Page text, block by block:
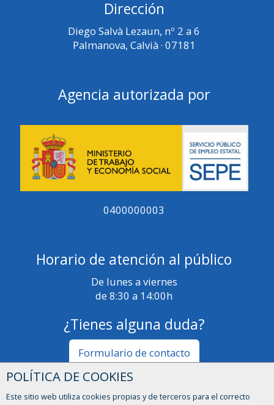
Dirección
Diego Salvà Lezaun, nº 2 a 6
Palmanova, Calvià · 07181
Agencia autorizada por
0400000003
Horario de atención al público
De lunes a viernes
de 8:30 a 14:00h
¿Tienes alguna duda?
Formulario de contacto
POLÍTICA DE COOKIES
Este sitio web utiliza cookies propias y de terceros para el correcto